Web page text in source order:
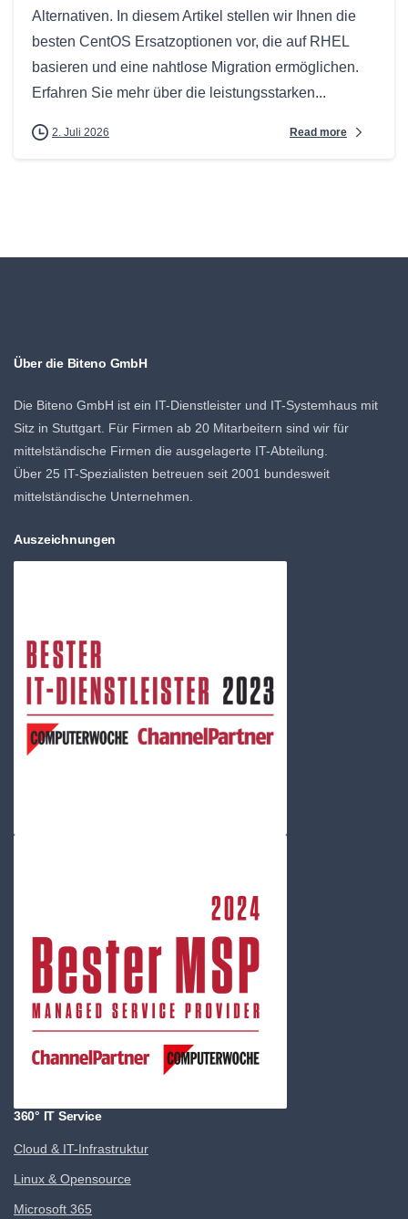
Alternativen. In diesem Artikel stellen wir Ihnen die
besten CentOS Ersatzoptionen vor, die auf RHEL
basieren und eine nahtlose Migration ermöglichen.
Erfahren Sie mehr über die leistungsstarken...
2. Juli 2026 Read more
Über die Biteno GmbH
Die Biteno GmbH ist ein IT-Dienstleister und IT-Systemhaus mit
Sitz in Stuttgart. Für Firmen ab 20 Mitarbeitern sind wir für
mittelständische Firmen die ausgelagerte IT-Abteilung.
Über 25 IT-Spezialisten betreuen seit 2001 bundesweit
mittelständische Unternehmen.
Auszeichnungen
360° IT Service
Cloud & IT-Infrastruktur
Linux & Opensource
Microsoft 365